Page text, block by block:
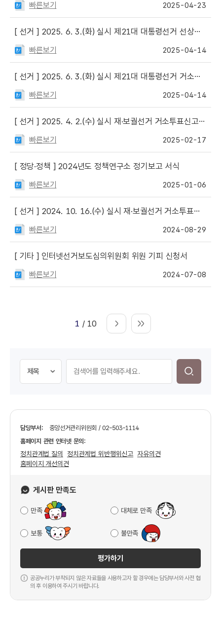
빠른보기 2025-04-23
[ 선거 ] 2025. 6. 3.(화) 실시 제21대 대통령선거 선상투표 신고서 및 안내문
빠른보기 2025-04-14
[ 선거 ] 2025. 6. 3.(화) 실시 제21대 대통령선거 거소투표신고서 및 안내문
빠른보기 2025-04-14
[ 선거 ] 2025. 4. 2.(수) 실시 재·보궐선거 거소투표신고서 및 안내문
빠른보기 2025-02-17
[ 정당·정책 ] 2024년도 정책연구소 정기보고 서식
빠른보기 2025-01-06
[ 선거 ] 2024. 10. 16.(수) 실시 재·보궐선거 거소투표신고서 및 안내문
빠른보기 2024-08-29
[ 기타 ] 인터넷선거보도심의위원회 위원 기피 신청서
빠른보기 2024-07-08
1 / 10
담당부서:
중앙선거관리위원회 / 02-503-1114
홈페이지 관련 인터넷 문의:
정치관계법 질의 정치관계법 위반행위신고 자유의견
홈페이지 개선의견
게시판 만족도
만족 대체로 만족
보통 불만족
평가하기
공공누리가 부착되지 않은 자료들을 사용하고자 할 경우에는 담당부서와 사전 협
의 후 이용하여 주시기 바랍니다.